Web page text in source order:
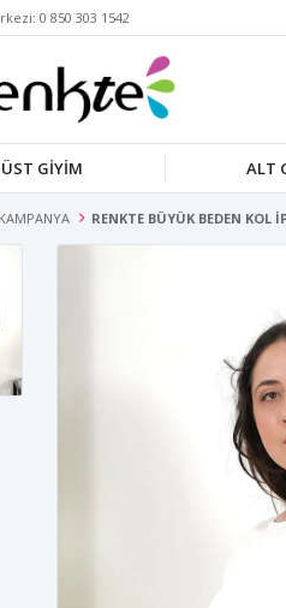
0 850 303 1542
ÜST GİYİM ALT
KAMPANYA RENKTE BÜYÜK BEDEN KOL